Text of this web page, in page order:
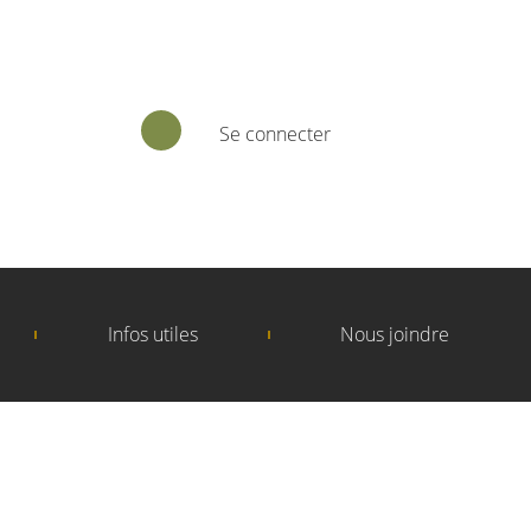
Se connecter
Infos utiles Nous joindre